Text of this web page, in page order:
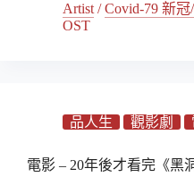
Artist /Covid-79 新
OST
品人生 觀影劇
電影 – 20年後才看完《黑